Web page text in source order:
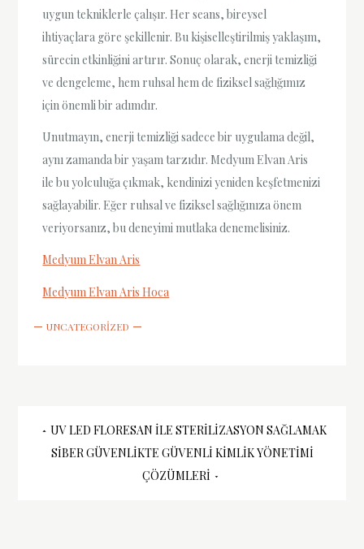
uygun tekniklerle çalışır. Her seans, bireysel
ihtiyaçlara göre şekillenir. Bu kişiselleştirilmiş yaklaşım,
sürecin etkinliğini artırır. Sonuç olarak, enerji temizliği
ve dengeleme, hem ruhsal hem de fiziksel sağlığımız
için önemli bir adımdır.
Unutmayın, enerji temizliği sadece bir uygulama değil,
aynı zamanda bir yaşam tarzıdır. Medyum Elvan Aris
ile bu yolculuğa çıkmak, kendinizi yeniden keşfetmenizi
sağlayabilir. Eğer ruhsal ve fiziksel sağlığınıza önem
veriyorsanız, bu deneyimi mutlaka denemelisiniz.
Medyum Elvan Aris
Medyum Elvan Aris Hoca
UNCATEGORIZED
Yazı
gezinmesi
UV LED FLORESAN İLE STERILIZASYON SAĞLAMAK
SIBER GÜVENLIKTE GÜVENLI KIMLIK YÖNETIMI
ÇÖZÜMLERI